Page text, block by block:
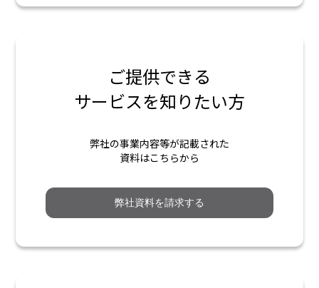
ご提供できる
サービスを知りたい方
弊社の事業内容等が記載された
資料はこちらから
弊社資料を請求する